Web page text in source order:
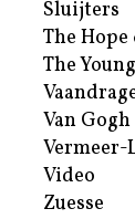
Sluijters
The
The
Van Gogh
Vermeer-
Video
Zuesse